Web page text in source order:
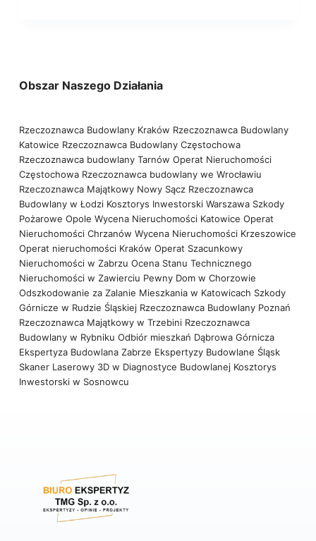
Obszar Naszego Działania
Rzeczoznawca Budowlany Kraków Rzeczoznawca Budowlany
Katowice Rzeczoznawca Budowlany Częstochowa
Rzeczoznawca budowlany Tarnów Operat Nieruchomości
Częstochowa Rzeczoznawca budowlany we Wrocławiu
Rzeczoznawca Majątkowy Nowy Sącz Rzeczoznawca
Budowlany w Łodzi Kosztorys Inwestorski Warszawa Szkody
Pożarowe Opole Wycena Nieruchomości Katowice Operat
Nieruchomości Chrzanów Wycena Nieruchomości Krzeszowice
Operat nieruchomości Kraków Operat Szacunkowy
Nieruchomości w Zabrzu Ocena Stanu Technicznego
Nieruchomości w Zawierciu Pewny Dom w Chorzowie
Odszkodowanie za Zalanie Mieszkania w Katowicach Szkody
Górnicze w Rudzie Śląskiej Rzeczoznawca Budowlany Poznań
Rzeczoznawca Majątkowy w Trzebini Rzeczoznawca
Budowlany w Rybniku Odbiór mieszkań Dąbrowa Górnicza
Ekspertyza Budowlana Zabrze Ekspertyzy Budowlane Śląsk
Skaner Laserowy 3D w Diagnostyce Budowlanej Kosztorys
Inwestorski w Sosnowcu